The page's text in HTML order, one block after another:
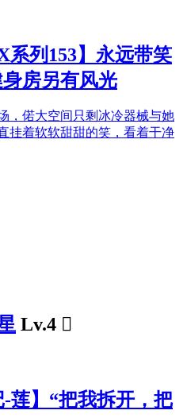
系列153】永远带笑
房另有风光
，偌大空间只剩冰冷器械与她
挂着软软甜甜的笑，看着干净
Lv.4 
-莲】“把我拆开，把